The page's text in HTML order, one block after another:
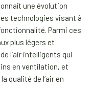
une évolution
technologies visant à
Parmi ces
plus légers et
l’air intelligents qui
en ventilation, et
qualité de l’air en